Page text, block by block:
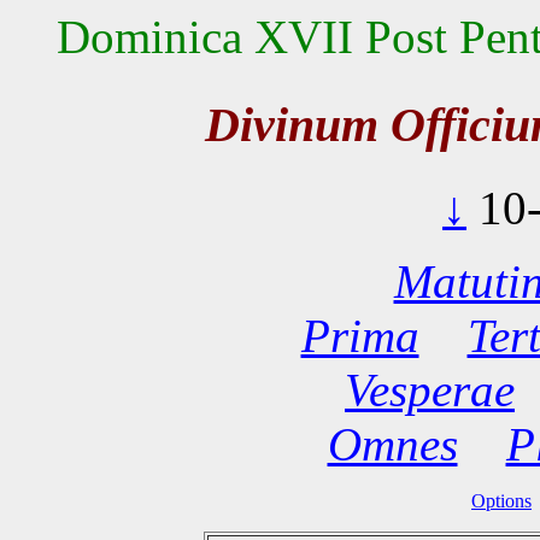
Dominica XVII Post
Divinum
↓
Prima
Vesperae
Omnes
Options